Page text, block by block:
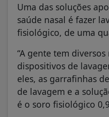
Uma das soluções
saúde nasal é fazer
fisiológico, de uma
“A gente tem
dispositivos de
eles, as garrafinhas
de lavagem e a
é o soro fisiológico